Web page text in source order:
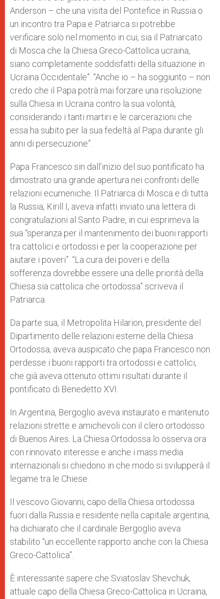
Anderson – che una visita del Pontefice in Russia o
un incontro tra Papa e Patriarca si potrebbe
verificare solo nel momento in cui, sia il Patriarcato
di Mosca che la Chiesa Greco-Cattolica ucraina,
siano completamente soddisfatti della situazione in
Ucraina Occidentale”. “Anche io – ha soggiunto – non
credo che il Papa potrà mai forzare una risoluzione
sulla Chiesa in Ucraina contro la sua volontà,
considerando i tanti martiri e le carcerazioni che
essa ha subito per la sua fedeltà al Papa durante gli
anni di persecuzione”.
Papa Francesco sin dall’inizio del suo pontificato ha
dimostrato una grande apertura nei confronti delle
relazioni ecumeniche. Il Patriarca di Mosca e di tutta
la Russia, Kirill I, aveva infatti inviato una lettera di
congratulazioni al Santo Padre, in cui esprimeva la
sua “speranza per il mantenimento dei buoni rapporti
tra cattolici e ortodossi e per la cooperazione per
aiutare i poveri”. “La cura dei poveri e della
sofferenza dovrebbe essere una delle priorità della
Chiesa sia cattolica che ortodossa” scriveva il
Patriarca.
Da parte sua, il Metropolita Hilarion, presidente del
Dipartimento delle relazioni esterne della Chiesa
Ortodossa, aveva auspicato che papa Francesco non
perdesse i buoni rapporti tra ortodossi e cattolici,
che già aveva ottenuto ottimi risultati durante il
pontificato di Benedetto XVI.
In Argentina, Bergoglio aveva instaurato e mantenuto
relazioni strette e amichevoli con il clero ortodosso
di Buenos Aires. La Chiesa Ortodossa lo osserva ora
con rinnovato interesse e anche i mass media
internazionali si chiedono in che modo si svilupperà il
legame tra le Chiese.
Il vescovo Giovanni, capo della Chiesa ortodossa
fuori dalla Russia e residente nella capitale argentina,
ha dichiarato che il cardinale Bergoglio aveva
stabilito “un eccellente rapporto anche con la Chiesa
Greco-Cattolica”.
È interessante sapere che Sviatoslav Shevchuk,
attuale capo della Chiesa Greco-Cattolica in Ucraina,